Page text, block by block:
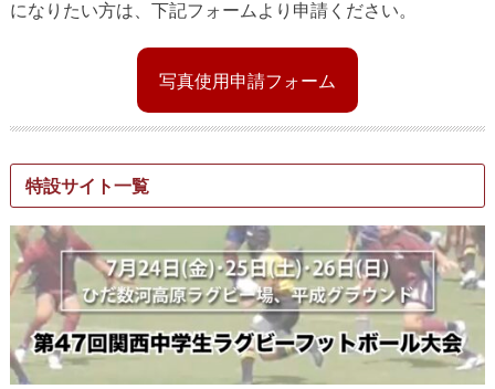
になりたい方は、下記フォームより申請ください。
写真使用申請フォーム
特設サイト一覧